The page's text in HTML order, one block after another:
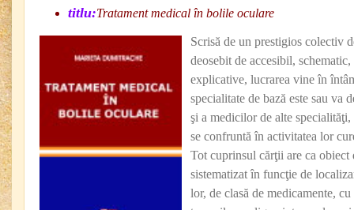
titlu:Tratament medical în bolile oculare
Scrisă de un prestigios colectiv
deosebit de accesibil,
explicative, lucrarea vine în
specialitate de bază este sau va
şi a medicilor de alte
se confruntă în activitatea lor
Tot cuprinsul cărţii are ca obiect
sistematizat în funcţie de
lor, de clasă de medicamente,